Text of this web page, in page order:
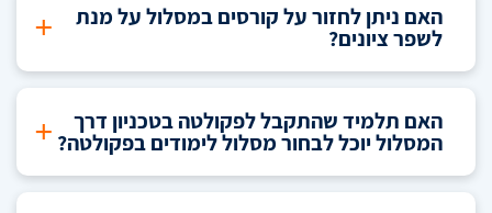
האם ניתן לחזור על קורסים במסלול על מנת
לשפר ציונים? +
האם תלמיד שהתקבל לפקולטה בטכניון דרך
המסלול יוכל לבחור מסלול לימודים בפקולטה? +